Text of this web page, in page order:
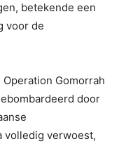
betekende een
voor de
Gomorrah
door
volledig verwoest,